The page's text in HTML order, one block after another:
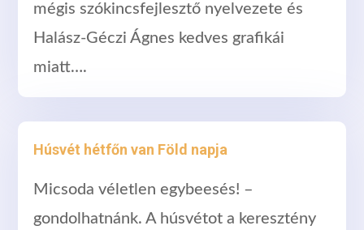
mégis szókincsfejlesztő nyelvezete és
Halász-Géczi Ágnes kedves grafikái
miatt….
Húsvét hétfőn van Föld napja
Micsoda véletlen egybeesés! –
gondolhatnánk. A húsvétot a keresztény